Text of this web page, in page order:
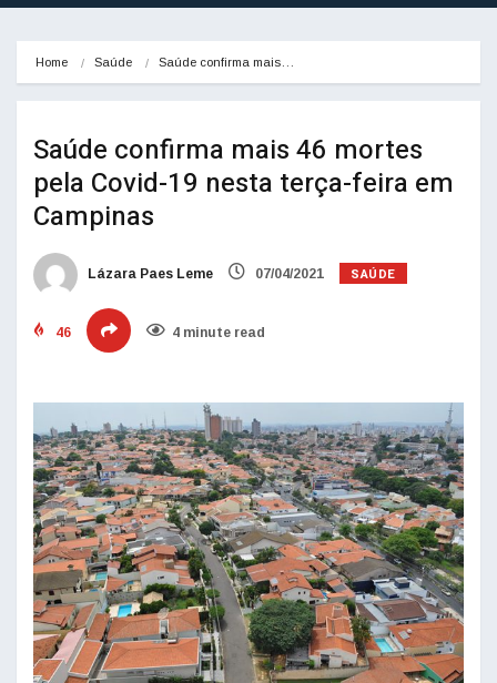
Home Saúde Saúde confirma mais…
Saúde confirma mais 46 mortes
pela Covid-19 nesta terça-feira em
Campinas
Lázara Paes Leme 07/04/2021 SAÚDE
46 4 minute read